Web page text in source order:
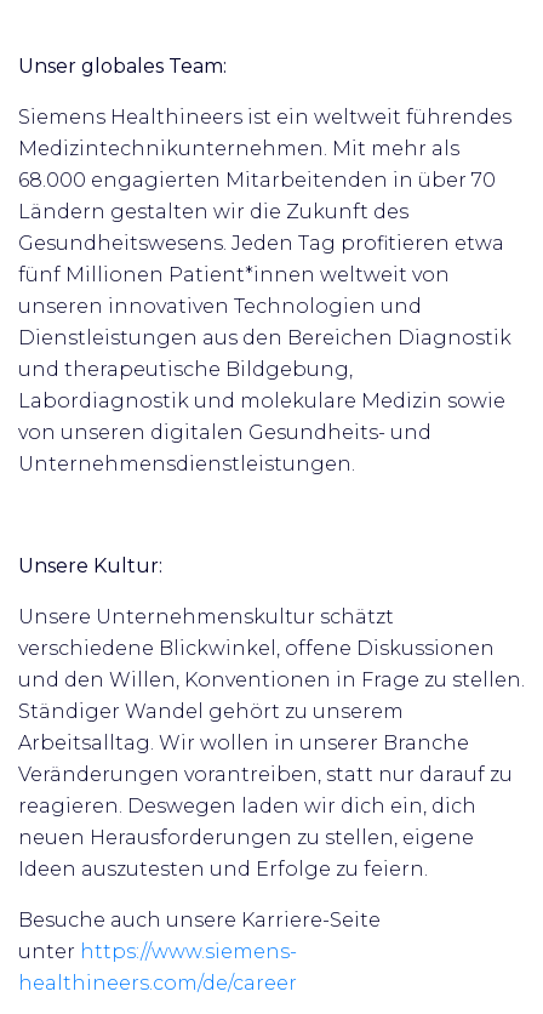
Unser globales Team:
Siemens Healthineers ist ein weltweit führendes
Medizintechnikunternehmen. Mit mehr als
68.000 engagierten Mitarbeitenden in über 70
Ländern gestalten wir die Zukunft des
Gesundheitswesens. Jeden Tag profitieren etwa
fünf Millionen Patient*innen weltweit von
unseren innovativen Technologien und
Dienstleistungen aus den Bereichen Diagnostik
und therapeutische Bildgebung,
Labordiagnostik und molekulare Medizin sowie
von unseren digitalen Gesundheits- und
Unternehmensdienstleistungen.
Unsere Kultur:
Unsere Unternehmenskultur schätzt
verschiedene Blickwinkel, offene Diskussionen
und den Willen, Konventionen in Frage zu stellen.
Ständiger Wandel gehört zu unserem
Arbeitsalltag. Wir wollen in unserer Branche
Veränderungen vorantreiben, statt nur darauf zu
reagieren. Deswegen laden wir dich ein, dich
neuen Herausforderungen zu stellen, eigene
Ideen auszutesten und Erfolge zu feiern.
Besuche auch unsere Karriere-Seite
unter https://www.siemens-
healthineers.com/de/career